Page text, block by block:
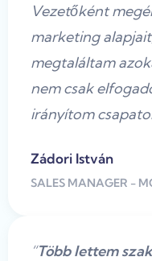
Vezetőként
marketing
megtaláltam
nem csak
irányítom
Zádori István
SALES MANAGER -
“Több lettem